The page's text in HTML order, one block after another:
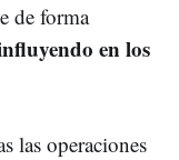
de forma
en los
las operaciones